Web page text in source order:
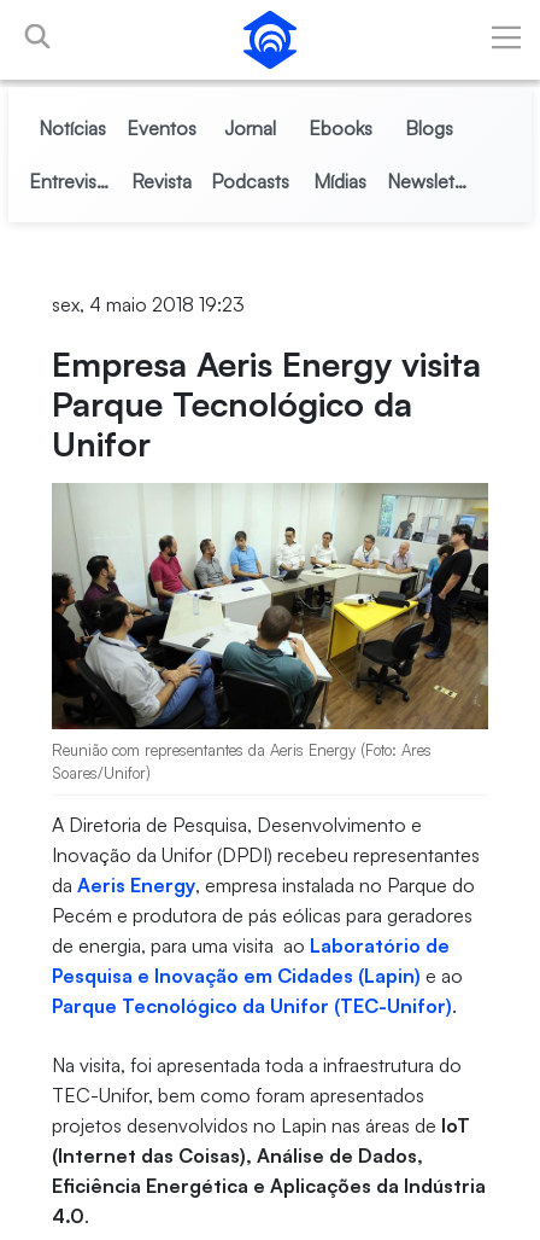
Pular para o Conteúdo principal
Notícias Eventos Jornal Ebooks Blogs
Entrevistas Revista Podcasts Mídias Newsletter
sex, 4 maio 2018 19:23
Empresa Aeris Energy visita
Parque Tecnológico da
Unifor
Reunião com representantes da Aeris Energy (Foto: Ares
Soares/Unifor)
A Diretoria de Pesquisa, Desenvolvimento e
Inovação da Unifor (DPDI) recebeu representantes
da Aeris Energy, empresa instalada no Parque do
Pecém e produtora de pás eólicas para geradores
de energia, para uma visita ao Laboratório de
Pesquisa e Inovação em Cidades (Lapin) e ao
Parque Tecnológico da Unifor (TEC-Unifor).
Na visita, foi apresentada toda a infraestrutura do
TEC-Unifor, bem como foram apresentados
projetos desenvolvidos no Lapin nas áreas de IoT
(Internet das Coisas), Análise de Dados,
Eficiência Energética e Aplicações da Indústria
4.0.